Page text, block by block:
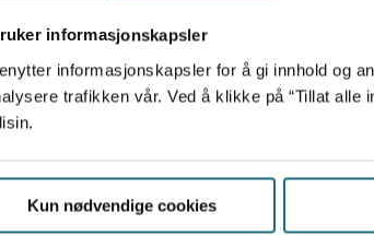
informasjonskapsler
informasjonskapsler for å gi innhold og
trafikken vår. Ved å klikke på “Tillat
Kun nødvendige cookies
hele landet
til land
på